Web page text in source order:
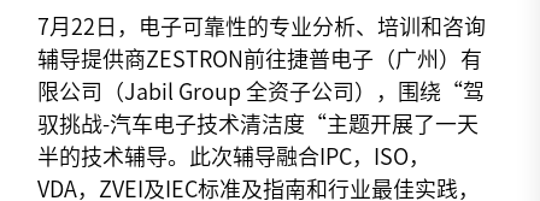
7月22日，电子可靠性的专业分析、培训和咨询
辅导提供商ZESTRON前往捷普电子（广州）有
限公司（Jabil Group 全资子公司），围绕“驾
驭挑战-汽车电子技术清洁度“主题开展了一天
半的技术辅导。此次辅导融合IPC，ISO，
VDA，ZVEI及IEC标准及指南和行业最佳实践，